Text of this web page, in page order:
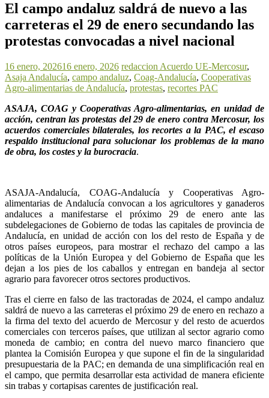
El campo andaluz saldrá de nuevo a las
carreteras el 29 de enero secundando las
protestas convocadas a nivel nacional
16 enero, 202616 enero, 2026 redaccion Acuerdo UE-Mercosur,
Asaja Andalucía, campo andaluz, Coag-Andalucía, Cooperativas
Agro-alimentarias de Andalucía, protestas, recortes PAC
ASAJA, COAG y Cooperativas Agro-alimentarias, en unidad de
acción, centran las protestas del 29 de enero contra Mercosur, los
acuerdos comerciales bilaterales, los recortes a la PAC, el escaso
respaldo institucional para solucionar los problemas de la mano
de obra, los costes y la burocracia.
ASAJA-Andalucía, COAG-Andalucía y Cooperativas Agro-
alimentarias de Andalucía convocan a los agricultores y ganaderos
andaluces a manifestarse el próximo 29 de enero ante las
subdelegaciones de Gobierno de todas las capitales de provincia de
Andalucía, en unidad de acción con los del resto de España y de
otros países europeos, para mostrar el rechazo del campo a las
políticas de la Unión Europea y del Gobierno de España que les
dejan a los pies de los caballos y entregan en bandeja al sector
agrario para favorecer otros sectores productivos.
Tras el cierre en falso de las tractoradas de 2024, el campo andaluz
saldrá de nuevo a las carreteras el próximo 29 de enero en rechazo a
la firma del texto del acuerdo de Mercosur y del resto de acuerdos
comerciales con terceros países, que utilizan al sector agrario como
moneda de cambio; en contra del nuevo marco financiero que
plantea la Comisión Europea y que supone el fin de la singularidad
presupuestaria de la PAC; en demanda de una simplificación real en
el campo, que permita desarrollar esta actividad de manera eficiente
sin trabas y cortapisas carentes de justificación real.